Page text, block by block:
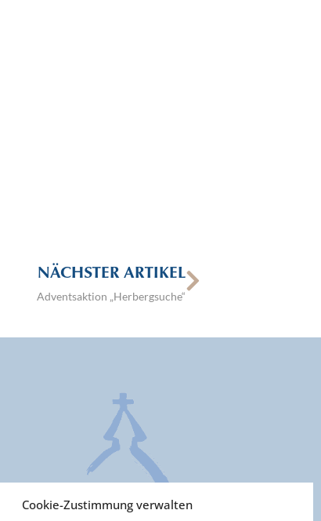
Cookie-Zustimmung verwalten
NÄCHSTER ARTIKEL
Adventsaktion „Herbergsuche“